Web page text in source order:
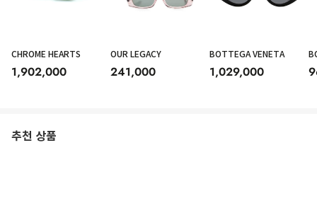
CHROME HEARTS
1,902,000
OUR LEGACY
241,000
BOTTEGA VENETA
1,029,000
추천 상품